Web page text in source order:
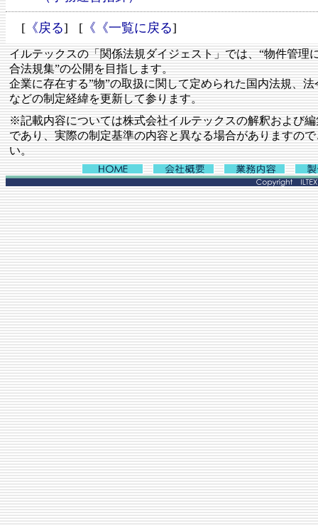
[《戻る] [《《一覧に戻る]
イルテックスの「関係法規ダイジェスト」では、“物件管理
合法規集”の公開を目指します。
企業に存在する”物”の取扱に関して定められた国内法規、
などの制定経緯を更新して参ります。
※記載内容については株式会社イルテックスの解釈および
であり、実際の制定基準の内容と異なる場合がありますの
い。